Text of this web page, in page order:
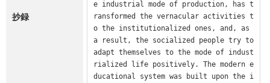
抄録
e industrial mode of production, has t
ransformed the vernacular activities t
o the institutionalized ones, and, as
a result, the socialized people try to
adapt themselves to the mode of indust
rialized life positively. The modern e
ducational system was built upon the i